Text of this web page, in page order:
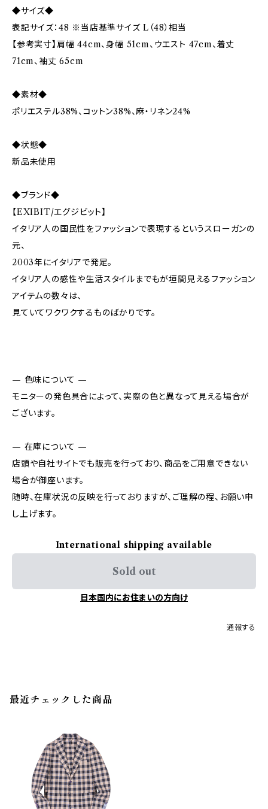
◆サイズ◆
表記サイズ：48 ※当店基準サイズ L（48）相当
【参考実寸】肩幅 44cm、身幅 51cm、ウエスト 47cm、着丈
71cm、袖丈 65cm
◆素材◆
ポリエステル38%、コットン38%、麻・リネン24%
◆状態◆
新品未使用
◆ブランド◆
【EXIBIT/エグジビット】
イタリア人の国民性をファッションで表現するというスローガンの
元、
2003年にイタリアで発足。
イタリア人の感性や生活スタイルまでもが垣間見えるファッション
アイテムの数々は、
見ていてワクワクするものばかりです。
— 色味について —
モニターの発色具合によって、実際の色と異なって見える場合が
ございます。
— 在庫について —
店頭や自社サイトでも販売を行っており、商品をご用意できない
場合が御座います。
随時、在庫状況の反映を行っておりますが、ご理解の程、お願い申
し上げます。
International shipping available
Sold out
日本国内にお住まいの方向け
通報する
最近チェックした商品